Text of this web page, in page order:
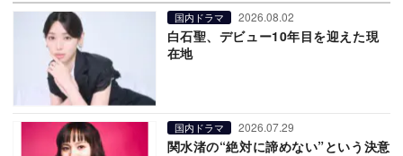
国内ドラマ 2026.08.02
白石聖、デビュー10年目を迎えた現
在地
国内ドラマ 2026.07.29
関水渚の“絶対に諦めない”という決意